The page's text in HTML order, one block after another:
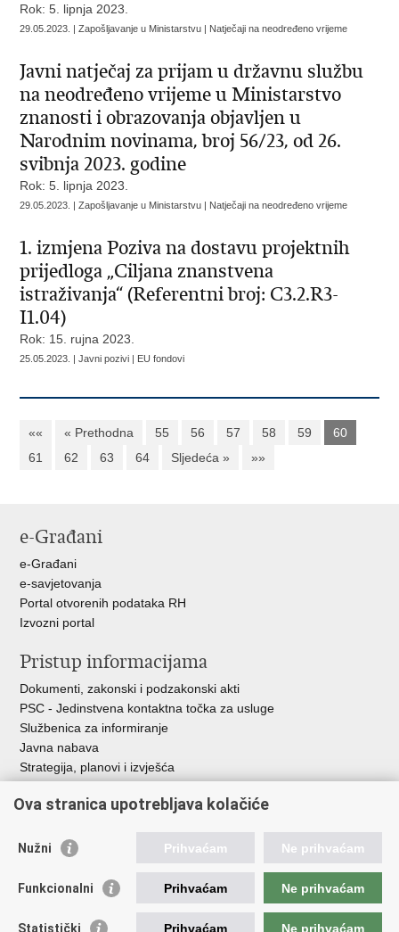
Rok: 5. lipnja 2023.
29.05.2023. | Zapošljavanje u Ministarstvu | Natječaji na neodređeno vrijeme
Javni natječaj za prijam u državnu službu
na neodređeno vrijeme u Ministarstvo
znanosti i obrazovanja objavljen u
Narodnim novinama, broj 56/23, od 26.
svibnja 2023. godine
Rok: 5. lipnja 2023.
29.05.2023. | Zapošljavanje u Ministarstvu | Natječaji na neodređeno vrijeme
1. izmjena Poziva na dostavu projektnih
prijedloga „Ciljana znanstvena
istraživanja“ (Referentni broj: C3.2.R3-
I1.04)
Rok: 15. rujna 2023.
25.05.2023. | Javni pozivi | EU fondovi
«« « Prethodna 55 56 57 58 59
60
61
62 63 64 Sljedeća » »»
e-Građani
e-Građani
e-savjetovanja
Portal otvorenih podataka RH
Izvozni portal
Pristup informacijama
Dokumenti, zakonski i podzakonski akti
PSC - Jedinstvena kontaktna točka za usluge
Službenica za informiranje
Javna nabava
Strategija, planovi i izvješća
Korisne poveznice
Vlada RH
Ova stranica upotrebljava kolačiće
Nužni Prihvaćam Ne prihvaćam
Funkcionalni Prihvaćam Ne prihvaćam
Statistički Prihvaćam Ne prihvaćam